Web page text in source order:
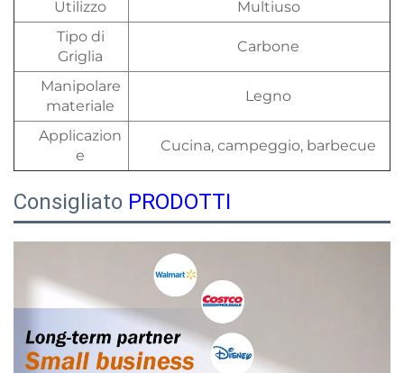
Utilizzo
Multiuso
Tipo di
Griglia
Carbone
Manipolare
materiale
Legno
Applicazion
e
Cucina, campeggio, barbecue
Consigliato PRODOTTI